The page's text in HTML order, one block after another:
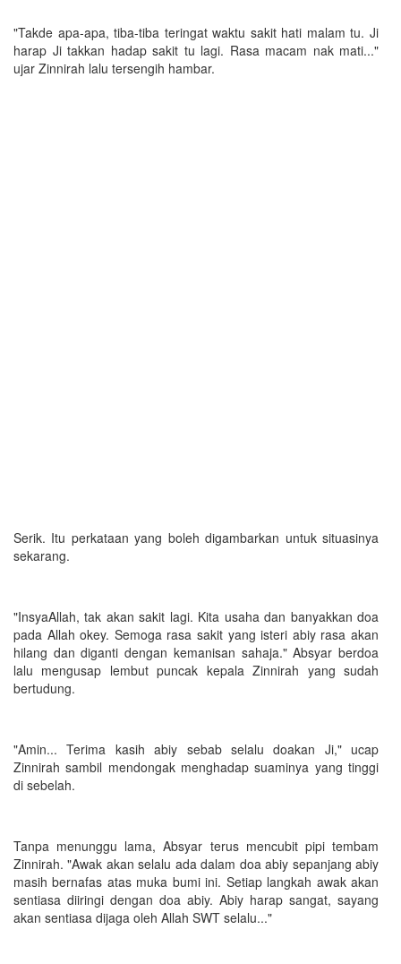
"Takde apa-apa, tiba-tiba teringat waktu sakit hati malam tu. Ji
harap Ji takkan hadap sakit tu lagi. Rasa macam nak mati..."
ujar Zinnirah lalu tersengih hambar.
Serik. Itu perkataan yang boleh digambarkan untuk situasinya
sekarang.
"InsyaAllah, tak akan sakit lagi. Kita usaha dan banyakkan doa
pada Allah okey. Semoga rasa sakit yang isteri abiy rasa akan
hilang dan diganti dengan kemanisan sahaja." Absyar berdoa
lalu mengusap lembut puncak kepala Zinnirah yang sudah
bertudung.
"Amin... Terima kasih abiy sebab selalu doakan Ji," ucap
Zinnirah sambil mendongak menghadap suaminya yang tinggi
di sebelah.
Tanpa menunggu lama, Absyar terus mencubit pipi tembam
Zinnirah. "Awak akan selalu ada dalam doa abiy sepanjang abiy
masih bernafas atas muka bumi ini. Setiap langkah awak akan
sentiasa diiringi dengan doa abiy. Abiy harap sangat, sayang
akan sentiasa dijaga oleh Allah SWT selalu..."